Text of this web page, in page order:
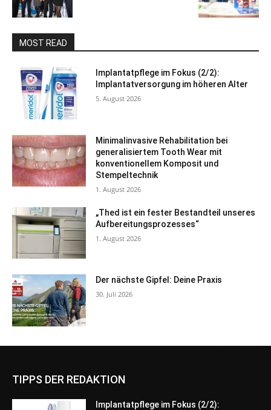
MOST READ
Implantatpflege im Fokus (2/2):
Implantatversorgung im höheren Alter
5. August 2026
Minimalinvasive Rehabilitation bei
generalisiertem Tooth Wear mit
konventionellem Komposit und
Stempeltechnik
1. August 2026
„Thed ist ein fester Bestandteil unseres
Aufbereitungsprozesses“
1. August 2026
Der nächste Gipfel: Deine Praxis
30. Juli 2026
TIPPS DER REDAKTION
Implantatpflege im Fokus (2/2):